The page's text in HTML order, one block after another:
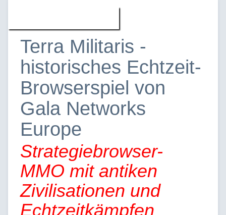
Terra Militaris -
historisches Echtzeit-
Browserspiel von
Gala Networks
Europe
Strategiebrowser-
MMO mit antiken
Zivilisationen und
Echtzeitkämpfen